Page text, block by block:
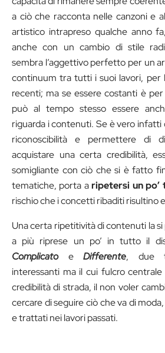
a ciò che racconta nelle canzoni e
artistico intrapreso qualche anno
anche con un cambio di stile
sembra l’aggettivo perfetto per un
continuum tra tutti i suoi lavori, per
recenti; ma se essere costanti è
può al tempo stesso essere
riguarda i contenuti. Se è vero infatti
riconoscibilità e permettere di
acquistare una certa credibilità,
somigliante con ciò che si è fatto
tematiche, porta aripetersi un po’
rischio che i concetti ribaditi risultino
Una certa ripetitività di contenuti la
a più riprese un po’ in tutto il
ComplicatoeDifferente, due
interessanti ma il cui fulcro
credibilità di strada, il non voler
cercare di seguire ciò che va di
e trattati nei lavori passati.